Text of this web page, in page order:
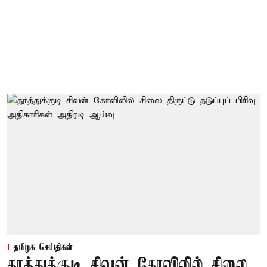
தமிழக செய்திகள்